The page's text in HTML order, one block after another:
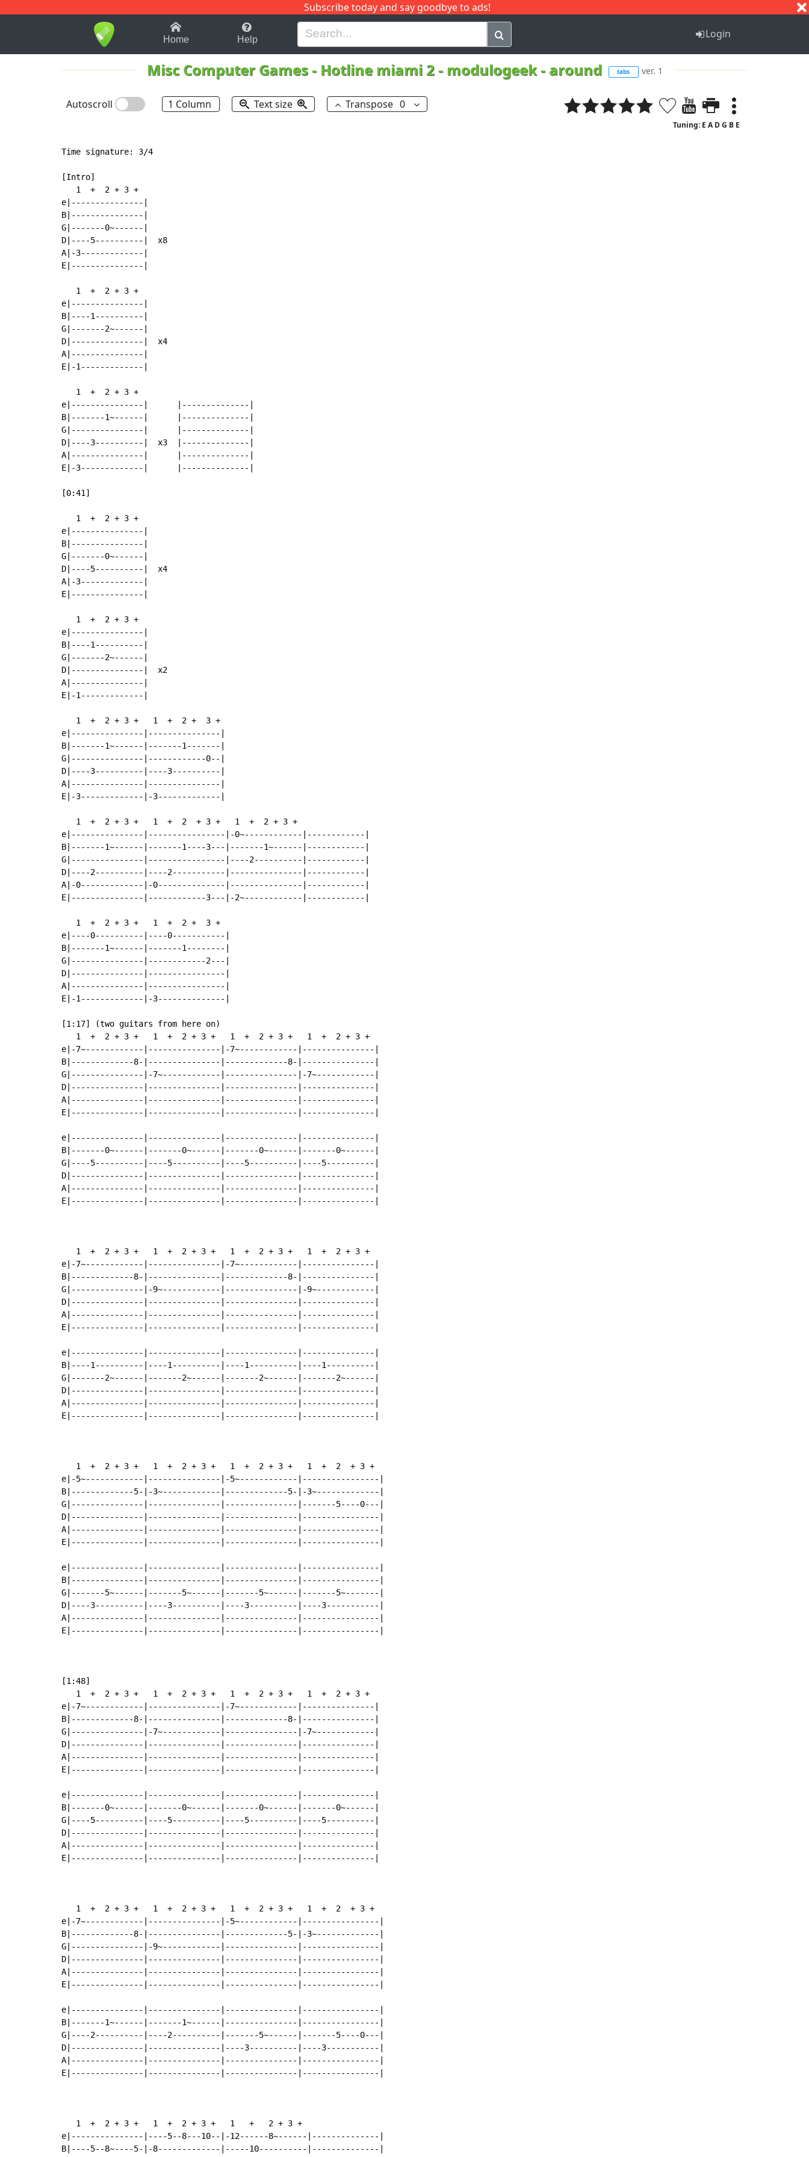
Subscribe today and say goodbye to ads!
1-9 B H I J Q
Home Help Login
Misc Computer Games- Hotline miami 2 - modulogeek - around tabs ver. 1
Autoscroll 1 Column Text size Transpose 0
Tuning: E A D G B E
Time signature: 3/4
[Intro]
   1  +  2 + 3 +
e|---------------|
B|---------------|
G|-------0~------|
D|----5----------|  x8
A|-3-------------|
E|---------------|
   1  +  2 + 3 +
e|---------------|
B|----1----------|
G|-------2~------|
D|---------------|  x4
A|---------------|
E|-1-------------|
   1  +  2 + 3 +
e|---------------|      |--------------|
B|-------1~------|      |--------------|
G|---------------|      |--------------|
D|----3----------|  x3  |--------------|
A|---------------|      |--------------|
E|-3-------------|      |--------------|
[0:41]
   1  +  2 + 3 +
e|---------------|
B|---------------|
G|-------0~------|
D|----5----------|  x4
A|-3-------------|
E|---------------|
   1  +  2 + 3 +
e|---------------|
B|----1----------|
G|-------2~------|
D|---------------|  x2
A|---------------|
E|-1-------------|
   1  +  2 + 3 +   1  +  2 +  3 +
e|---------------|---------------|
B|-------1~------|-------1-------|
G|---------------|------------0--|
D|----3----------|----3----------|
A|---------------|---------------|
E|-3-------------|-3-------------|
   1  +  2 + 3 +   1  +  2  + 3 +   1  +  2 + 3 +
e|---------------|----------------|-0~------------|------------|
B|-------1~------|-------1----3---|-------1~------|------------|
G|---------------|----------------|----2----------|------------|
D|----2----------|----2-----------|---------------|------------|
A|-0-------------|-0--------------|---------------|------------|
E|---------------|------------3---|-2~------------|------------|
   1  +  2 + 3 +   1  +  2 +  3 +
e|----0----------|----0-----------|
B|-------1~------|-------1--------|
G|---------------|------------2---|
D|---------------|----------------|
A|---------------|----------------|
E|-1-------------|-3--------------|
[1:17] (two guitars from here on)
   1  +  2 + 3 +   1  +  2 + 3 +   1  +  2 + 3 +   1  +  2 + 3 +
e|-7~------------|---------------|-7~------------|---------------|
B|-------------8-|---------------|-------------8-|---------------|
G|---------------|-7~------------|---------------|-7~------------|
D|---------------|---------------|---------------|---------------|
A|---------------|---------------|---------------|---------------|
E|---------------|---------------|---------------|---------------|
e|---------------|---------------|---------------|---------------|
B|-------0~------|-------0~------|-------0~------|-------0~------|
G|----5----------|----5----------|----5----------|----5----------|
D|---------------|---------------|---------------|---------------|
A|---------------|---------------|---------------|---------------|
E|---------------|---------------|---------------|---------------|
   1  +  2 + 3 +   1  +  2 + 3 +   1  +  2 + 3 +   1  +  2 + 3 +
e|-7~------------|---------------|-7~------------|---------------|
B|-------------8-|---------------|-------------8-|---------------|
G|---------------|-9~------------|---------------|-9~------------|
D|---------------|---------------|---------------|---------------|
A|---------------|---------------|---------------|---------------|
E|---------------|---------------|---------------|---------------|
e|---------------|---------------|---------------|---------------|
B|----1----------|----1----------|----1----------|----1----------|
G|-------2~------|-------2~------|-------2~------|-------2~------|
D|---------------|---------------|---------------|---------------|
A|---------------|---------------|---------------|---------------|
E|---------------|---------------|---------------|---------------|
   1  +  2 + 3 +   1  +  2 + 3 +   1  +  2 + 3 +   1  +  2  + 3 +
e|-5~------------|---------------|-5~------------|----------------|
B|-------------5-|-3~------------|-------------5-|-3~-------------|
G|---------------|---------------|---------------|-------5----0---|
D|---------------|---------------|---------------|----------------|
A|---------------|---------------|---------------|----------------|
E|---------------|---------------|---------------|----------------|
e|---------------|---------------|---------------|----------------|
B|---------------|---------------|---------------|----------------|
G|-------5~------|-------5~------|-------5~------|-------5~-------|
D|----3----------|----3----------|----3----------|----3-----------|
A|---------------|---------------|---------------|----------------|
E|---------------|---------------|---------------|----------------|
[1:48]
   1  +  2 + 3 +   1  +  2 + 3 +   1  +  2 + 3 +   1  +  2 + 3 +
e|-7~------------|---------------|-7~------------|---------------|
B|-------------8-|---------------|-------------8-|---------------|
G|---------------|-7~------------|---------------|-7~------------|
D|---------------|---------------|---------------|---------------|
A|---------------|---------------|---------------|---------------|
E|---------------|---------------|---------------|---------------|
e|---------------|---------------|---------------|---------------|
B|-------0~------|-------0~------|-------0~------|-------0~------|
G|----5----------|----5----------|----5----------|----5----------|
D|---------------|---------------|---------------|---------------|
A|---------------|---------------|---------------|---------------|
E|---------------|---------------|---------------|---------------|
   1  +  2 + 3 +   1  +  2 + 3 +   1  +  2 + 3 +   1  +  2  + 3 +
e|-7~------------|---------------|-5~------------|----------------|
B|-------------8-|---------------|-------------5-|-3~-------------|
G|---------------|-9~------------|---------------|----------------|
D|---------------|---------------|---------------|----------------|
A|---------------|---------------|---------------|----------------|
E|---------------|---------------|---------------|----------------|
e|---------------|---------------|---------------|----------------|
B|-------1~------|-------1~------|---------------|----------------|
G|----2----------|----2----------|-------5~------|-------5----0---|
D|---------------|---------------|----3----------|----3-----------|
A|---------------|---------------|---------------|----------------|
E|---------------|---------------|---------------|----------------|
   1  +  2 + 3 +   1  +  2 + 3 +   1   +   2 + 3 +
e|---------------|----5--8---10--|-12------8~------|--------------|
B|----5--8~----5-|-8-------------|-----10----------|--------------|